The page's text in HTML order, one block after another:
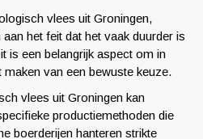
vlees uit Groningen,
het feit dat het vaak duurder is
is een belangrijk aspect om in
van een bewuste keuze.
vlees uit Groningen kan
productiemethoden die
boerderijen hanteren strikte